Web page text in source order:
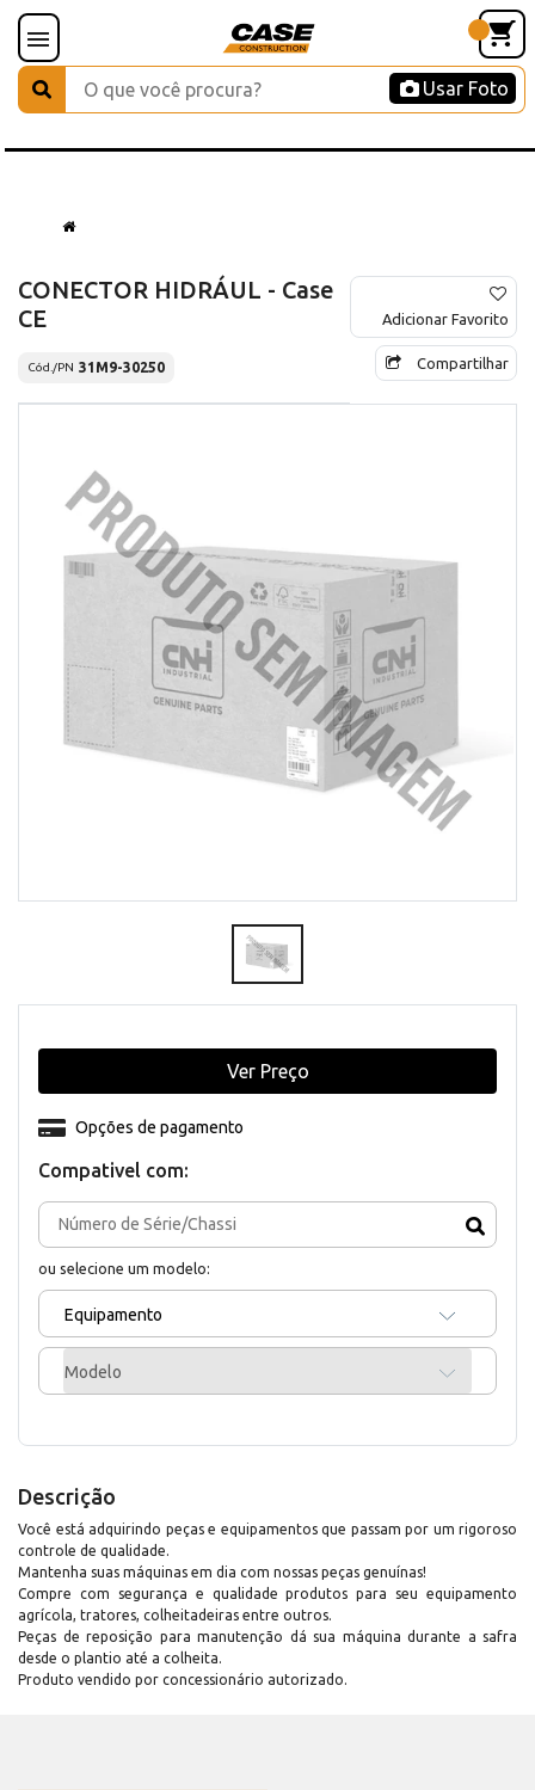
Usar Foto
CONECTOR HIDRÁUL - Case
CE
Cód./PN 31M9-30250
Adicionar Favorito
Compartilhar
Compativel com:
ou selecione um modelo:
Equipamento
Modelo
Opções de pagamento
Ver Preço
Descrição
Você está adquirindo peças e equipamentos que passam por um rigoroso
controle de qualidade.
Mantenha suas máquinas em dia com nossas peças genuínas!
Compre com segurança e qualidade produtos para seu equipamento
agrícola, tratores, colheitadeiras entre outros.
Peças de reposição para manutenção dá sua máquina durante a safra
desde o plantio até a colheita.
Produto vendido por concessionário autorizado.